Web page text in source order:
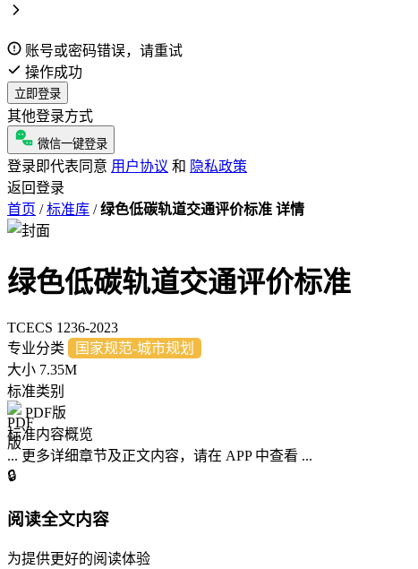
账号或密码错误，请重试
操作成功
立即登录
其他登录方式
微信一键登录
登录即代表同意 用户协议 和 隐私政策
返回登录
首页 / 标准库 / 绿色低碳轨道交通评价标准 详情
绿色低碳轨道交通评价标准
TCECS 1236-2023
专业分类
国家规范-城市规划
大小 7.35M
标准类别
PDF版
标准内容概览
... 更多详细章节及正文内容，请在 APP 中查看 ...
🔒
阅读全文内容
为提供更好的阅读体验